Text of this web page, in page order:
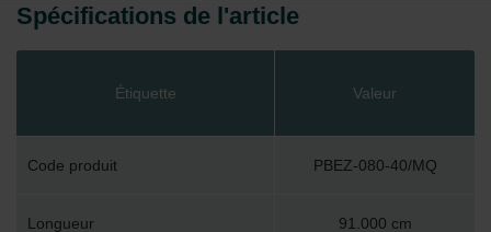
Spécifications de l'article
Étiquette Valeur
Code produit PBEZ-080-40/MQ
Longueur 91.000 cm